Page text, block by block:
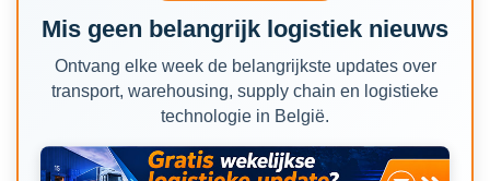
Mis geen belangrijk logistiek nieuws
Ontvang elke week de belangrijkste updates over
transport, warehousing, supply chain en logistieke
technologie in België.